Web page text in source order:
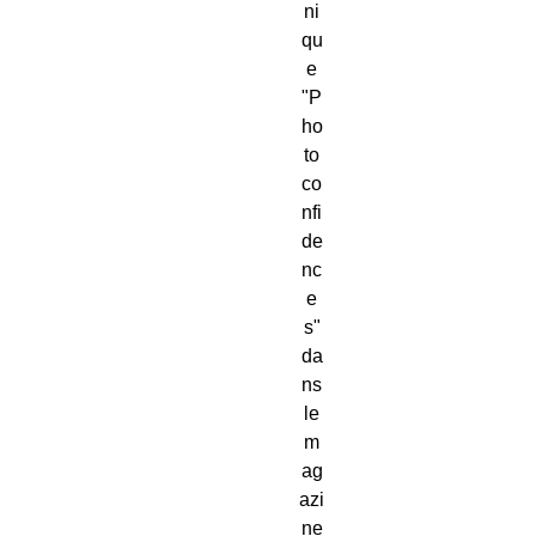
ni
qu
e
"P
ho
to
co
nfi
de
nc
e
s"
da
ns
le
m
ag
azi
ne